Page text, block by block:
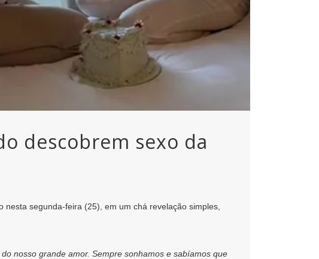
descobrem sexo da
segunda-feira (25), em um chá revelação simples,
nosso grande amor. Sempre sonhamos e sabíamos que